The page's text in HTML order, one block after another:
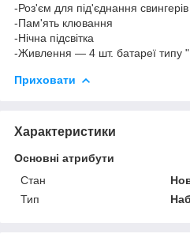
-Роз'єм для під'єднання свингерів
-Пам'ять клювання
-Нічна підсвітка
-Живлення — 4 шт. батареї типу
Приховати
Характеристики
Основні атрибути
Стан
Тип